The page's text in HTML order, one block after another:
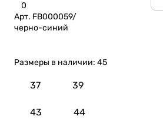
0
Арт. FB000059/
черно-синий
Размеры в наличии: 45
37 39
43 44